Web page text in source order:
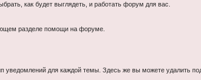
как будет выглядеть, и работать форум для вас.
разделе помощи на форуме.
уведомлений для каждой темы. Здесь же вы можете удалить